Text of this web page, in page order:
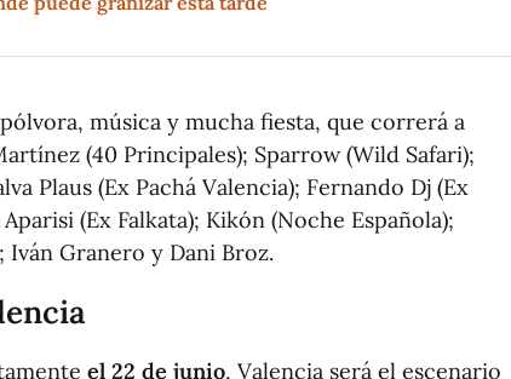
música y mucha fiesta, que correrá a
(40 Principales); Sparrow (Wild Safari);
Plaus (Ex Pachá Valencia); Fernando Dj (Ex
(Ex Falkata); Kikón (Noche Española);
Iván Granero y Dani Broz.
el 22 de junio, Valencia será el escenario